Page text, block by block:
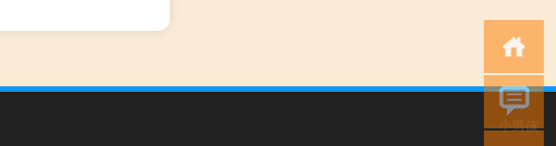
小男孩